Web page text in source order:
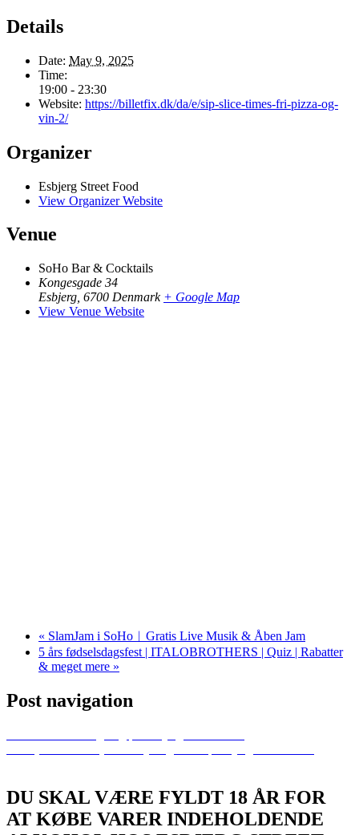
Details
Date: May 9, 2025
Time:
19:00 - 23:30
Website: https://billetfix.dk/da/e/sip-slice-times-fri-pizza-og-
vin-2/
Organizer
Esbjerg Street Food
View Organizer Website
Venue
SoHo Bar & Cocktails
Kongesgade 34
Esbjerg 6700 Denmark + Google Map
View Venue Website
« SlamJam i SoHo︱Gratis Live Musik & Åben Jam
5 års fødselsdagsfest | ITALOBROTHERS | Quiz | Rabatter
& meget mere »
Post navigation
DU SKAL VÆRE FYLDT 18 ÅR FOR
AT KØBE VARER INDEHOLDENDE